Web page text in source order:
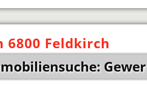
6800 Feldkirch